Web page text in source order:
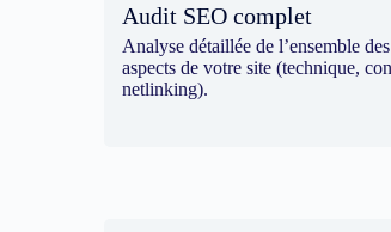
Audit SEO complet
Analyse détaillée de l’ensemble des
aspects de votre site (technique,
netlinking).